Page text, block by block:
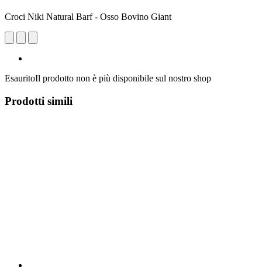
Croci Niki Natural Barf - Osso Bovino Giant
EsauritoIl prodotto non è più disponibile sul nostro shop
Prodotti simili